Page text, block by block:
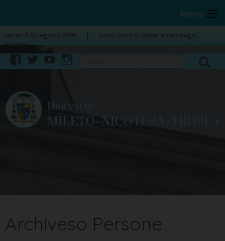
content
Menu
venerdì 07 agosto 2026
Santi Sisto II, papa, e compagni,
martiri
facebook
twitteryoutubeinstagram
Archives